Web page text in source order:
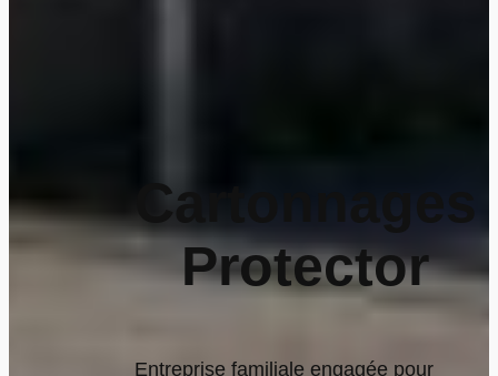
Cartonnages
Protector
Entreprise familiale engagée pour